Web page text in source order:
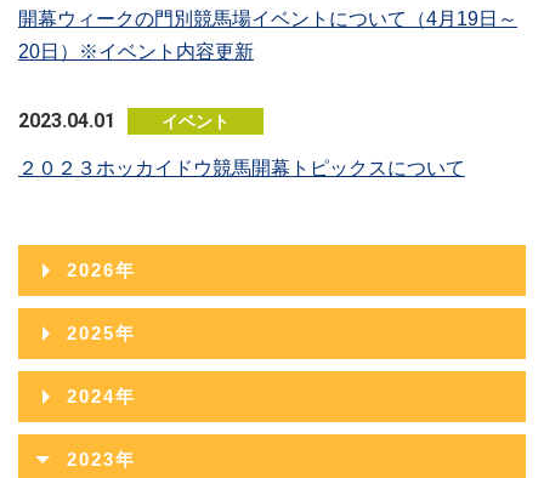
開幕ウィークの門別競馬場イベントについて（4月19日～
20日）※イベント内容更新
2023.04.01 イベント
２０２３ホッカイドウ競馬開幕トピックスについて
2026年
2026年08月
2026年07月
2026年06月
2026年05月
2025年
2025年12月
2025年11月
2024年
2024年12月
2023年